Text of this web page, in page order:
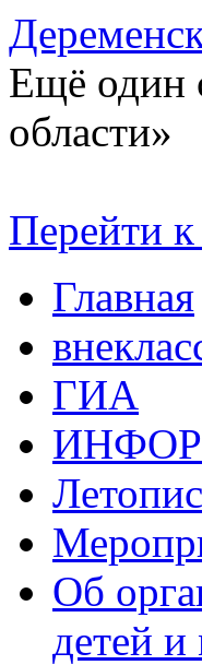
Ещё один
области»
Перейти
Главная
ГИА
Об
детей